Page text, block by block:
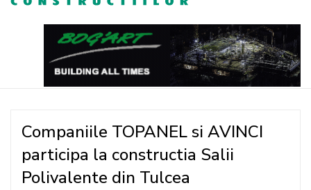
Companiile TOPANEL si AVINCI
participa la constructia Salii
Polivalente din Tulcea